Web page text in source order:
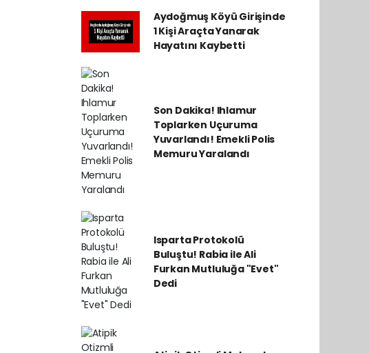
Aydoğmuş Köyü Girişinde
1 Kişi Araçta Yanarak
Hayatını Kaybetti
Son Dakika! Ihlamur
Toplarken Uçuruma
Yuvarlandı! Emekli Polis
Memuru Yaralandı
Isparta Protokolü
Buluştu! Rabia ile Ali
Furkan Mutluluğa "Evet"
Dedi